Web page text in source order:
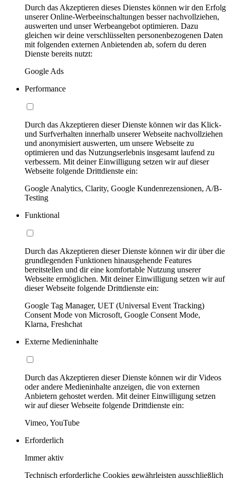
Durch das Akzeptieren dieses Dienstes können wir den Erfolg
unserer Online-Werbeeinschaltungen besser nachvollziehen,
auswerten und unser Werbeangebot optimieren. Dazu
gleichen wir deine verschlüsselten personenbezogenen Daten
mit folgenden externen Anbietenden ab, sofern du deren
Dienste bereits nutzt:
Google Ads
Performance
Durch das Akzeptieren dieser Dienste können wir das Klick-
und Surfverhalten innerhalb unserer Webseite nachvollziehen
und anonymisiert auswerten, um unsere Webseite zu
optimieren und das Nutzungserlebnis insgesamt laufend zu
verbessern. Mit deiner Einwilligung setzen wir auf dieser
Webseite folgende Drittdienste ein:
Google Analytics, Clarity, Google Kundenrezensionen, A/B-
Testing
Funktional
Durch das Akzeptieren dieser Dienste können wir dir über die
grundlegenden Funktionen hinausgehende Features
bereitstellen und dir eine komfortable Nutzung unserer
Webseite ermöglichen. Mit deiner Einwilligung setzen wir auf
dieser Webseite folgende Drittdienste ein:
Google Tag Manager, UET (Universal Event Tracking)
Consent Mode von Microsoft, Google Consent Mode,
Klarna, Freshchat
Externe Medieninhalte
Durch das Akzeptieren dieser Dienste können wir dir Videos
oder andere Medieninhalte anzeigen, die von externen
Anbietern gehostet werden. Mit deiner Einwilligung setzen
wir auf dieser Webseite folgende Drittdienste ein:
Vimeo, YouTube
Erforderlich
Immer aktiv
Technisch erforderliche Cookies gewährleisten ausschließlich